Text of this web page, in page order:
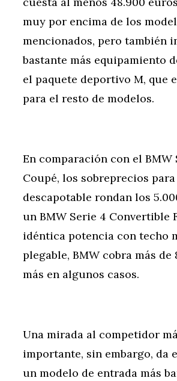
muy por encima de los
mencionados, pero también
bastante más equipamiento
el paquete deportivo M, que
para el resto de modelos.
En comparación con el BMW
Coupé, los sobreprecios
descapotable rondan los
un BMW Serie 4 Convertible
idéntica potencia con techo
plegable, BMW cobra más de
más en algunos casos.
Una mirada al competidor
importante, sin embargo, da
un modelo de entrada más